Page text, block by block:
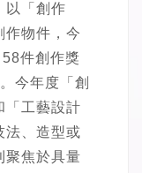
以「創作
作物件，今
件創作獎
今年度「創
「工藝設計
法、造型或
聚焦於具量